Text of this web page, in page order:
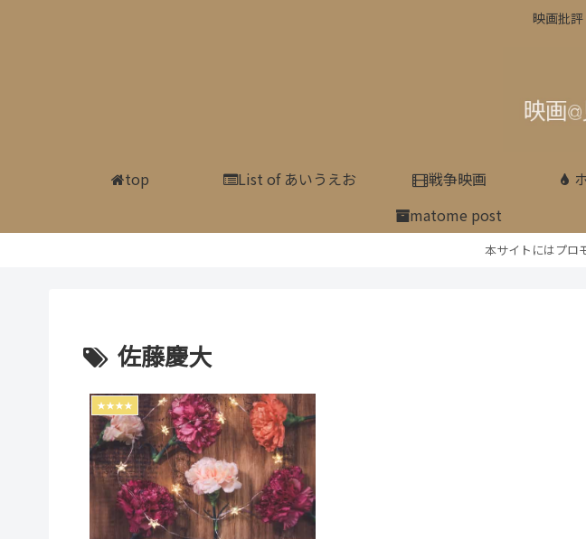
映画批
top List of あいうえお 戦争映画
matome post
本サイトにはプロ
佐藤慶大
★★★★